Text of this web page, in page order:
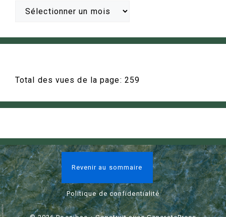
Total des vues de la page: 259
Revenir au sommaire
Politique de confidentialité